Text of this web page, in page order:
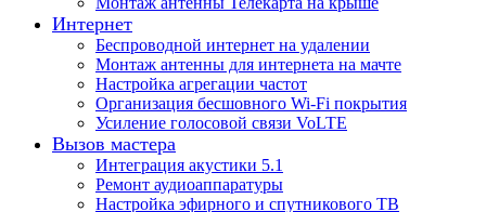
Интернет
Беспроводной интернет на удалении
Монтаж антенны для интернета на мачте
Настройка агрегации частот
Организация бесшовного Wi-Fi покрытия
Усиление голосовой связи VoLTE
Вызов мастера
Интеграция акустики 5.1
Ремонт аудиоаппаратуры
Настройка эфирного и спутникового ТВ